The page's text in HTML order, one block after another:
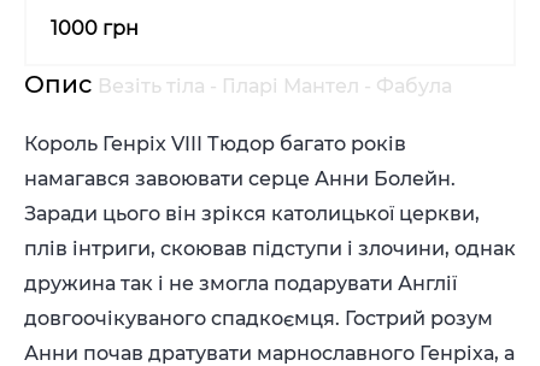
1000 грн
Опис Везіть тіла - Гіларі Мантел - Фабула
Король Генріх VIII Тюдор багато років
намагався завоювати серце Анни Болейн.
Заради цього він зрікся католицької церкви,
плів інтриги, скоював підступи і злочини, однак
дружина так і не змогла подарувати Англії
довгоочікуваного спадкоємця. Гострий розум
Анни почав дратувати марнославного Генріха, а